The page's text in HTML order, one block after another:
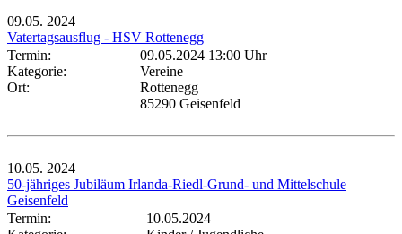
09.05. 2024
Vatertagsausflug - HSV Rottenegg
Termin:
09.05.2024 13:00 Uhr
Kategorie:
Vereine
Ort:
Rottenegg
85290 Geisenfeld
10.05. 2024
50-jähriges Jubiläum Irlanda-Riedl-Grund- und Mittelschule
Geisenfeld
Termin:
10.05.2024